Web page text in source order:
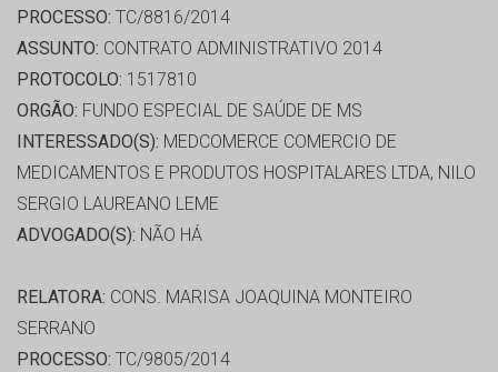
PROCESSO: TC/8816/2014
ASSUNTO: CONTRATO ADMINISTRATIVO 2014
PROTOCOLO: 1517810
ORGÃO: FUNDO ESPECIAL DE SAÚDE DE MS
INTERESSADO(S): MEDCOMERCE COMERCIO DE
MEDICAMENTOS E PRODUTOS HOSPITALARES LTDA, NILO
SERGIO LAUREANO LEME
ADVOGADO(S): NÃO HÁ
RELATORA: CONS. MARISA JOAQUINA MONTEIRO
SERRANO
PROCESSO: TC/9805/2014